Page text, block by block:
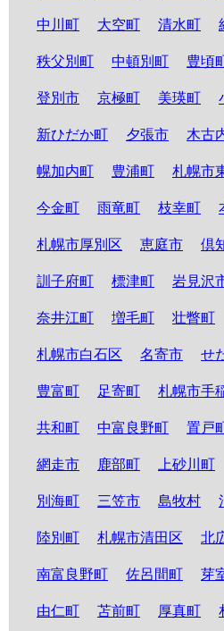
中川町 大空町 清水町
秩父別町 中頓別町 豊頃
登別市 京極町 美瑛町
新ひだか町 夕張市 木古
幌加内町 豊浦町 札幌市
今金町 雨竜町 枝幸町
札幌市厚別区 恵庭市 倶
訓子府町 標津町 岩見沢
奈井江町 増毛町 壮瞥町
札幌市白石区 名寄市 せ
豊富町 足寄町 札幌市手
共和町 中富良野町 置戸
網走市 鹿部町 上砂川町
別海町 三笠市 島牧村
陸別町 札幌市清田区 北
南富良野町 佐呂間町 芽
由仁町 苫前町 厚真町